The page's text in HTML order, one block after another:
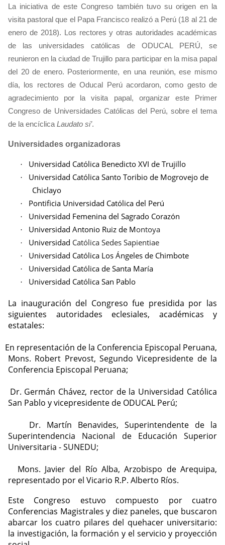
La iniciativa de este Congreso también tuvo su origen en la
visita pastoral que el Papa Francisco realizó a Perú (18 al 21 de
enero de 2018). Los rectores y otras autoridades académicas
de las universidades católicas de ODUCAL PERÚ, se
reunieron en la ciudad de Trujillo para participar en la misa papal
del 20 de enero. Posteriormente, en una reunión, ese mismo
día, los rectores de Oducal Perú acordaron, como gesto de
agradecimiento por la visita papal, organizar este Primer
Congreso de Universidades Católicas del Perú, sobre el tema
de la encíclica Laudato si’.
Universidades organizadoras
· Universidad Católica Benedicto XVI de Trujillo
·
Universidad Católica Santo Toribio de Mogrovejo de
Chiclayo
· Pontificia Universidad Católica del Perú
· Universidad Femenina del Sagrado Corazón
· Universidad Antonio Ruiz de Montoya
· Universidad Católica Sedes Sapientiae
· Universidad Católica Los Ángeles de Chimbote
· Universidad Católica de Santa María
· Universidad Católica San Pablo
La inauguración del Congreso fue presidida por las
siguientes autoridades eclesiales, académicas y
estatales:
En representación de la Conferencia Episcopal Peruana,
Mons. Robert Prevost, Segundo Vicepresidente de la
Conferencia Episcopal Peruana;
Dr. Germán Chávez, rector de la Universidad Católica
San Pablo y vicepresidente de ODUCAL Perú;
Dr. Martín Benavides, Superintendente de la
Superintendencia Nacional de Educación Superior
Universitaria - SUNEDU;
Mons. Javier del Río Alba, Arzobispo de Arequipa,
representado por el Vicario R.P. Alberto Ríos.
Este Congreso estuvo compuesto por cuatro
Conferencias Magistrales y diez paneles, que buscaron
abarcar los cuatro pilares del quehacer universitario:
la investigación, la formación y el servicio y proyección